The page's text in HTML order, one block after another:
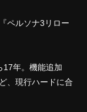
ペルソナ3リロー
年。機能追加
、現行ハードに合